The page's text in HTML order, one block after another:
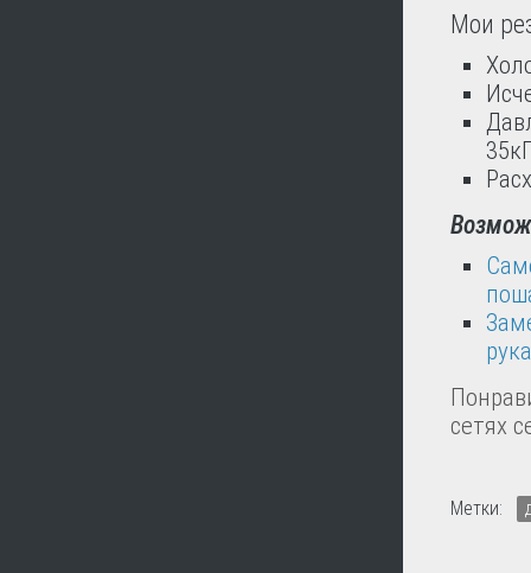
Мои
сетях
Метки: